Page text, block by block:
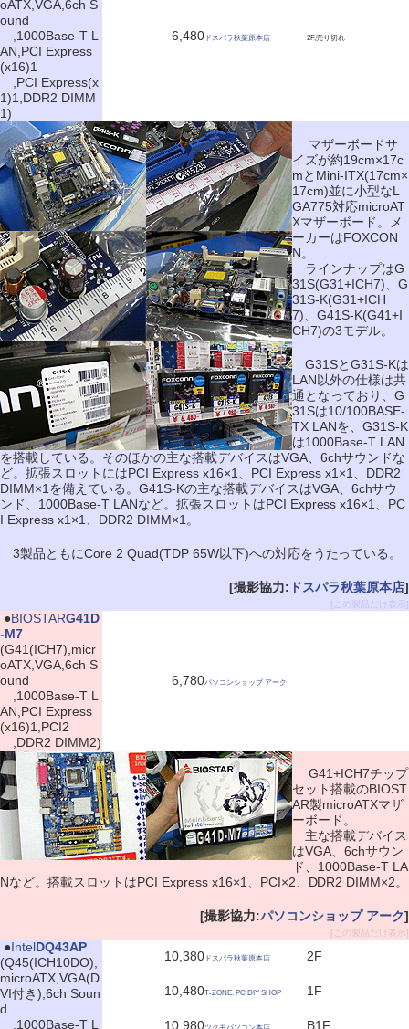
oATX,VGA,6ch S
ound
,1000Base-T L
AN,PCI Express
(x16)1
,PCI Express(x
1)1,DDR2 DIMM
1)
6,480 ドスパラ秋葉原本店 2F,売り切れ
マザーボードサ
イズが約19cm×17c
mとMini-ITX(17cm×
17cm)並に小型なL
GA775対応microAT
Xマザーボード。メ
ーカーはFOXCON
N。
ラインナップはG
31S(G31+ICH7)、G
31S-K(G31+ICH
7)、G41S-K(G41+I
CH7)の3モデル。
G31SとG31S-Kは
LAN以外の仕様は共
通となっており、G
31Sは10/100BASE-
TX LANを、G31S-K
は1000Base-T LAN
を搭載している。そのほかの主な搭載デバイスはVGA、6chサウンドな
ど。拡張スロットにはPCI Express x16×1、PCI Express x1×1、DDR2
DIMM×1を備えている。G41S-Kの主な搭載デバイスはVGA、6chサウ
ンド、1000Base-T LANなど。拡張スロットはPCI Express x16×1、PC
I Express x1×1、DDR2 DIMM×1。
3製品ともにCore 2 Quad(TDP 65W以下)への対応をうたっている。
[撮影協力: ドスパラ秋葉原本店]
[この製品だけ表示]
●BIOSTARG41D
-M7
(G41(ICH7),micr
oATX,VGA,6ch S
ound
,1000Base-T L
AN,PCI Express
(x16)1,PCI2
,DDR2 DIMM2)
6,780パソコンショップ アーク
G41+ICH7チップ
セット搭載のBIOST
AR製microATXマザ
ーボード。
主な搭載デバイス
はVGA、6chサウン
ド、1000Base-T LA
Nなど。搭載スロットはPCI Express x16×1、PCI×2、DDR2 DIMM×2。
[撮影協力:パソコンショップ アーク]
[この製品だけ表示]
●IntelDQ43AP
(Q45(ICH10DO),
microATX,VGA(D
VI付き),6ch Soun
d
,1000Base-T L
10,380 ドスパラ秋葉原本店 2F
10,480T-ZONE. PC DIY SHOP 1F
10,980 B1F